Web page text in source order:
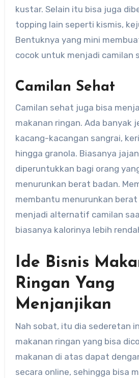
kustar. Selain itu bisa juga
topping lain seperti kismis,
Bentuknya yang mini
cocok untuk menjadi camilan
Camilan Sehat
Camilan sehat juga bisa
makanan ringan. Ada banyak
kacang-kacangan sangrai,
hingga granola. Biasanya
diperuntukkan bagi orang
menurunkan berat badan.
membantu menurunkan
menjadi alternatif camilan
biasanya kalorinya lebih
Ide Bisnis
Ringan Yang
Menjanjikan
Nah sobat, itu dia sederetan
makanan ringan yang bisa
makanan di atas dapat
secara online, sehingga bisa